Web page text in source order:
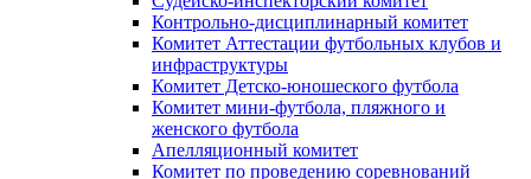
Контрольно-дисциплинарный комитет
Комитет Аттестации футбольных клубов и
инфраструктуры
Комитет Детско-юношеского футбола
Комитет мини-футбола, пляжного и
женского футбола
Апелляционный комитет
Комитет по проведению соревнований